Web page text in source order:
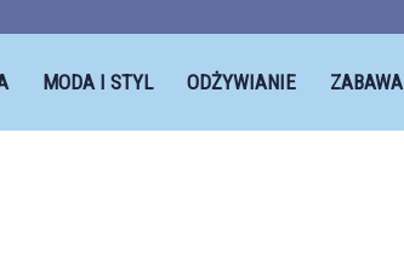
MODA I STYL ODŻYWIANIE ZABAWA